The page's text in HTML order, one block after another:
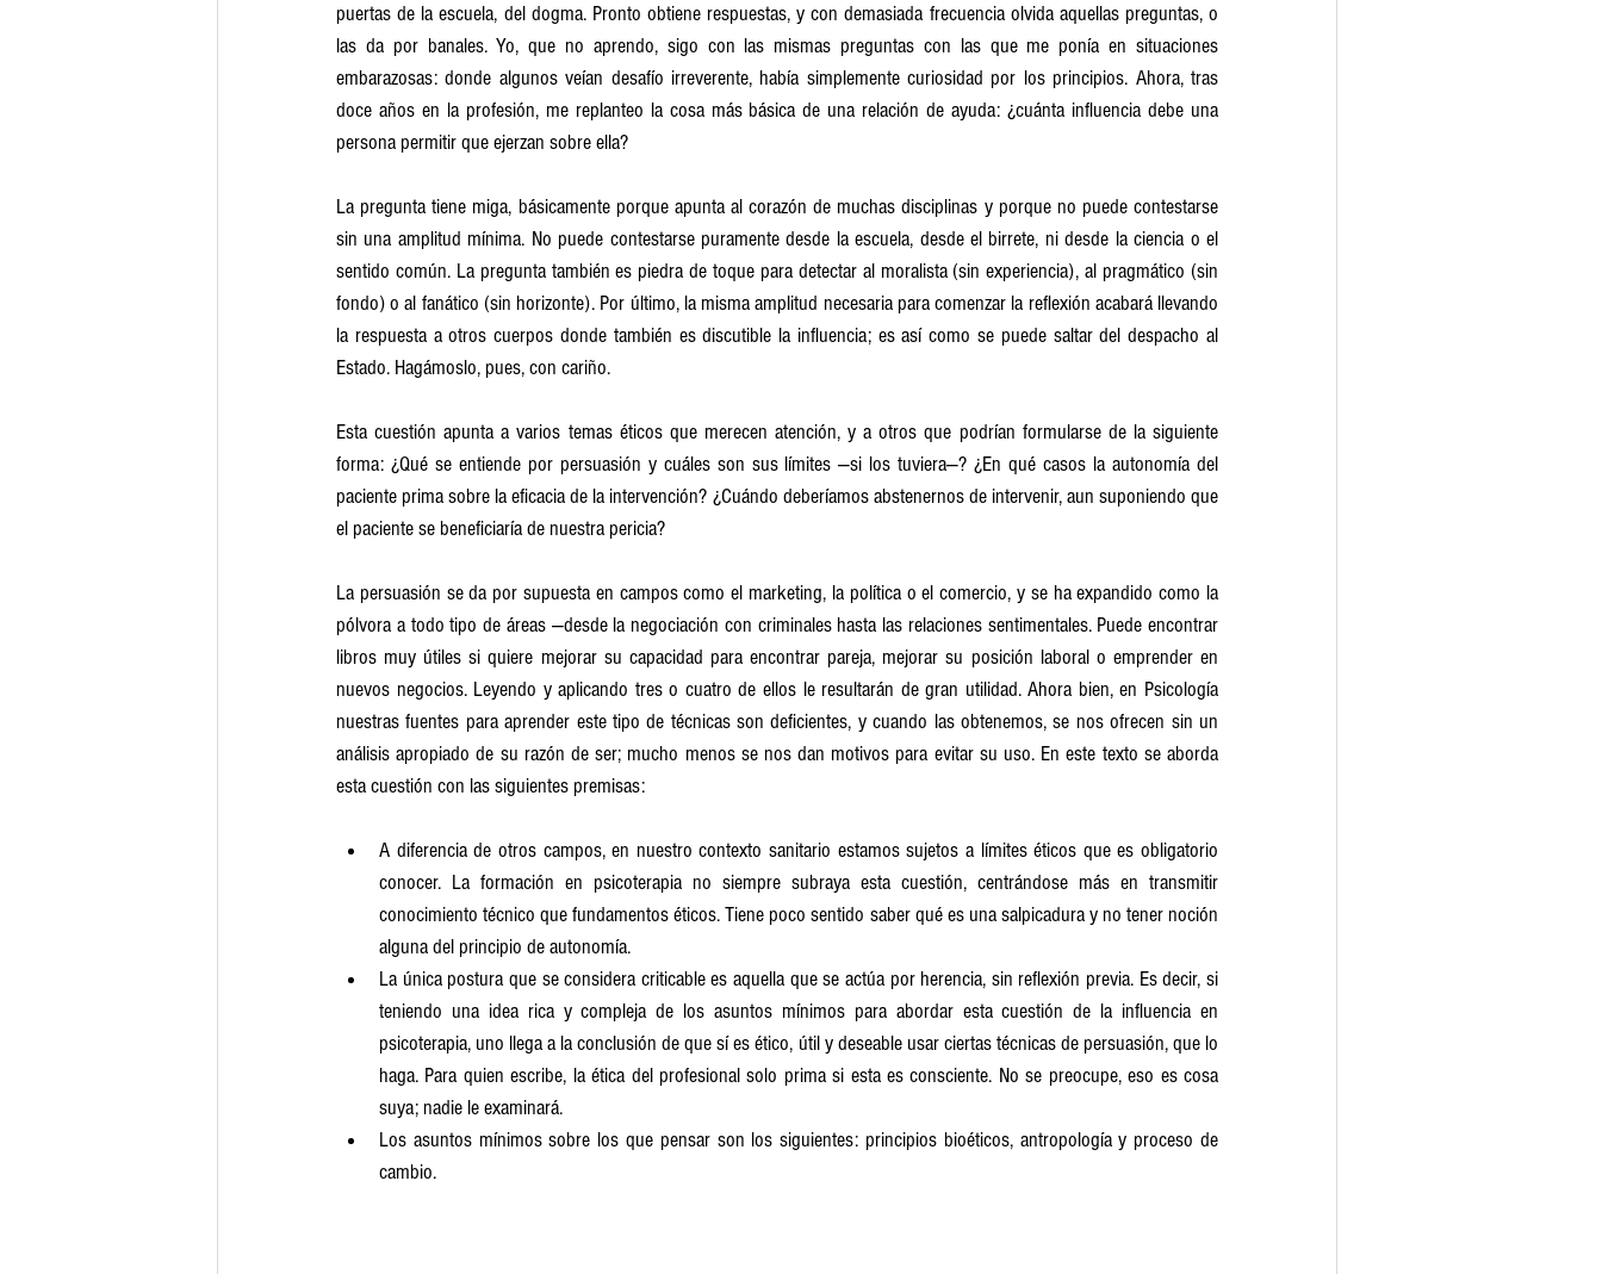
puertas de la escuela, del dogma. Pronto obtiene respuestas, y con demasiada frecuencia olvida aquellas preguntas, o
las da por banales. Yo, que no aprendo, sigo con las mismas preguntas con las que me ponía en situaciones
embarazosas: donde algunos veían desafío irreverente, había simplemente curiosidad por los principios. Ahora, tras
doce años en la profesión, me replanteo la cosa más básica de una relación de ayuda: ¿cuánta influencia debe una
persona permitir que ejerzan sobre ella?
La pregunta tiene miga, básicamente porque apunta al corazón de muchas disciplinas y porque no puede contestarse
sin una amplitud mínima. No puede contestarse puramente desde la escuela, desde el birrete, ni desde la ciencia o el
sentido común. La pregunta también es piedra de toque para detectar al moralista (sin experiencia), al pragmático (sin
fondo) o al fanático (sin horizonte). Por último, la misma amplitud necesaria para comenzar la reflexión acabará llevando
la respuesta a otros cuerpos donde también es discutible la influencia; es así como se puede saltar del despacho al
Estado. Hagámoslo, pues, con cariño.
Esta cuestión apunta a varios temas éticos que merecen atención, y a otros que podrían formularse de la siguiente
forma: ¿Qué se entiende por persuasión y cuáles son sus límites —si los tuviera—? ¿En qué casos la autonomía del
paciente prima sobre la eficacia de la intervención? ¿Cuándo deberíamos abstenernos de intervenir, aun suponiendo que
el paciente se beneficiaría de nuestra pericia?
La persuasión se da por supuesta en campos como el marketing, la política o el comercio, y se ha expandido como la
pólvora a todo tipo de áreas —desde la negociación con criminales hasta las relaciones sentimentales. Puede encontrar
libros muy útiles si quiere mejorar su capacidad para encontrar pareja, mejorar su posición laboral o emprender en
nuevos negocios. Leyendo y aplicando tres o cuatro de ellos le resultarán de gran utilidad. Ahora bien, en Psicología
nuestras fuentes para aprender este tipo de técnicas son deficientes, y cuando las obtenemos, se nos ofrecen sin un
análisis apropiado de su razón de ser; mucho menos se nos dan motivos para evitar su uso. En este texto se aborda
esta cuestión con las siguientes premisas:
A diferencia de otros campos, en nuestro contexto sanitario estamos sujetos a límites éticos que es obligatorio
conocer. La formación en psicoterapia no siempre subraya esta cuestión, centrándose más en transmitir
conocimiento técnico que fundamentos éticos. Tiene poco sentido saber qué es una salpicadura y no tener noción
alguna del principio de autonomía.
La única postura que se considera criticable es aquella que se actúa por herencia, sin reflexión previa. Es decir, si
teniendo una idea rica y compleja de los asuntos mínimos para abordar esta cuestión de la influencia en
psicoterapia, uno llega a la conclusión de que sí es ético, útil y deseable usar ciertas técnicas de persuasión, que lo
haga. Para quien escribe, la ética del profesional solo prima si esta es consciente. No se preocupe, eso es cosa
suya; nadie le examinará.
Los asuntos mínimos sobre los que pensar son los siguientes: principios bioéticos, antropología y proceso de
cambio.